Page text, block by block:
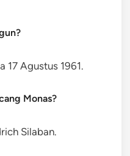
17 Agustus 1961.
Monas?
Silaban.